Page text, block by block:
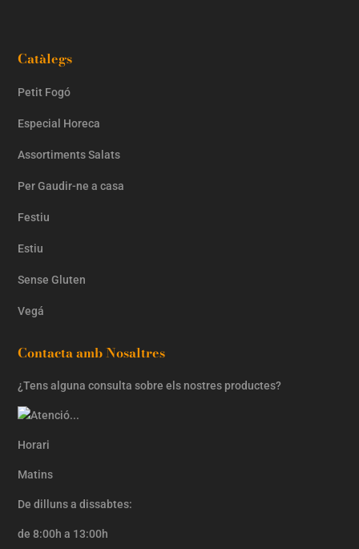
Catàlegs
Petit Fogó
Especial Horeca
Assortiments Salats
Per Gaudir-ne a casa
Festiu
Estiu
Sense Gluten
Vegá
Contacta amb Nosaltres
¿Tens alguna consulta sobre els nostres productes?
Horari
Matins
De dilluns a dissabtes:
de 8:00h a 13:00h